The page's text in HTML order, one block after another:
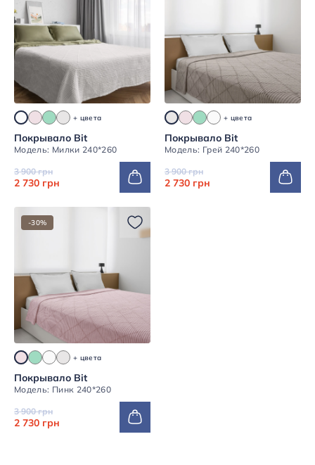
+ цвета
Покрывало Bit
Модель: Милки 240*260
3 900 грн
2 730 грн
+ цвета
Покрывало Bit
Модель: Грей 240*260
3 900 грн
2 730 грн
-30%
+ цвета
Покрывало Bit
Модель: Пинк 240*260
3 900 грн
2 730 грн